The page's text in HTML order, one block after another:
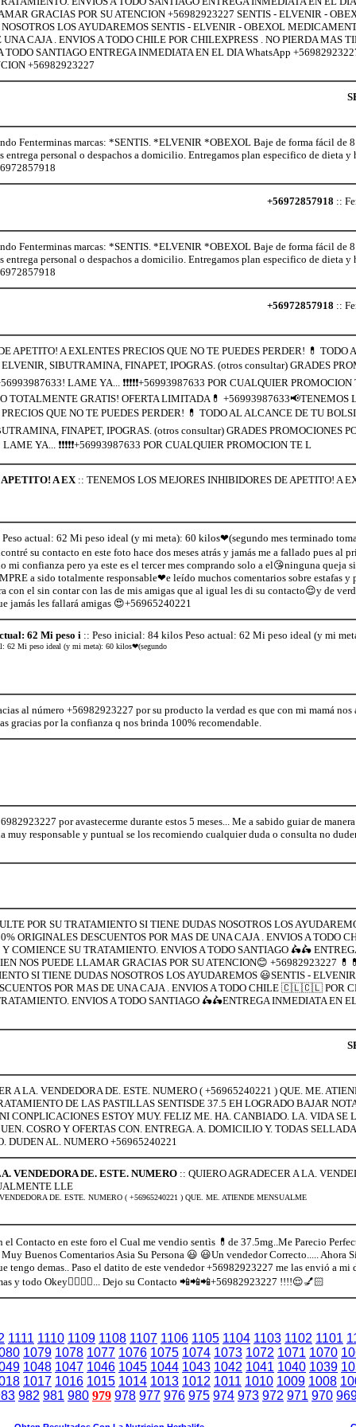
GRACIAS POR SU ATENCION +56982923227 SENTIS - ELVENIR -
LOS AYUDAREMOS SENTIS - ELVENIR - OBEXOL
CAJA . ENVIOS A TODO CHILE POR CHILEXPRESS . NO PIERDA MAS
SANTIAGO ENTREGA INMEDIATA EN EL DIA WhatsApp
+56982923227
Fenterminas marcas: *SENTIS. *ELVENIR *OBEXOL Baje de forma fácil de
personal o despachos a domicilio. Entregamos plan especifico de dieta y
+56972857918 ::
Fenterminas marcas: *SENTIS. *ELVENIR *OBEXOL Baje de forma fácil de
personal o despachos a domicilio. Entregamos plan especifico de dieta y
+56972857918 ::
APETITO! A EXLENTES PRECIOS QUE NO TE PUEDES PERDER! 💊 TODO
SIBUTRAMINA, FINAPET, IPOGRAS. (otros consultar) GRADES
LAME YA... ❗❗❗❗❗+56993987633 POR CUALQUIER
TOTALMENTE GRATIS! OFERTA LIMITADA💊 +56993987633📢TENEMOS
QUE NO TE PUEDES PERDER! 💊 TODO AL ALCANCE DE TU
FINAPET, IPOGRAS. (otros consultar) GRADES PROMOCIONES
YA... ❗❗❗❗❗+56993987633 POR CUALQUIER PROMOCION TE L
A EX:: TENEMOS LOS MEJORES INHIBIDORES DE APETITO! A
actual: 62 Mi peso ideal (y mi meta): 60 kilos❤(segundo mes terminado
su contacto en este foto hace dos meses atrás y jamás me a fallado pues al
mi confianza pero ya este es el tercer mes comprando solo a el😘ninguna queja
a sido totalmente responsable❤e leído muchos comentarios sobre estafas
con el sin contar con las de mis amigas que al igual les di su contacto😌y de
jamás les fallará amigas 😍+56965240221
62 Mi peso i :: Peso inicial: 84 kilos Peso actual: 62 Mi peso ideal (y mi
62 Mi peso ideal (y mi meta): 60 kilos❤(segundo
al número +56982923227 por su producto la verdad es que con mi mamá
gracias por la confianza q nos brinda 100% recomendable.
por avastecerme durante estos 5 meses... Me a sabido guiar de
muy responsable y puntual se los recomiendo cualquier duda o consulta no
POR SU TRATAMIENTO SI TIENE DUDAS NOSOTROS LOS
ORIGINALES DESCUENTOS POR MAS DE UNA CAJA . ENVIOS A
COMIENCE SU TRATAMIENTO. ENVIOS A TODO SANTIAGO 🛵🛵
NOS PUEDE LLAMAR GRACIAS POR SU ATENCION😊 +56982923227
SI TIENE DUDAS NOSOTROS LOS AYUDAREMOS 😃SENTIS -
POR MAS DE UNA CAJA . ENVIOS A TODO CHILE 🇨🇱🇨🇱 POR
ENVIOS A TODO SANTIAGO 🛵🛵ENTREGA INMEDIATA EN
A LA. VENDEDORA DE. ESTE. NUMERO ( +56965240221 ) QUE. ME.
DE LAS PASTILLAS SENTISDE 37.5 EH LOGRADO BAJAR
CONPLICACIONES ESTOY MUY. FELIZ ME. HA. CANBIADO. LA. VIDA SE
COSRO Y OFERTAS CON. ENTREGA. A. DOMICILIO Y. TODAS
DUDEN AL. NUMERO +56965240221
VENDEDORA DE. ESTE. NUMERO :: QUIERO AGRADECER A LA.
LLE
DE. ESTE. NUMERO ( +56965240221 ) QUE. ME. ATIENDE MENSUALME
Contacto en este foro el Cual me vendio sentìs 💊de 37.5mg..Me Parecio
Buenos Comentarios Asia Su Persona 😃 😃Un vendedor Correcto..... Ahora
tengo demas.. Paso el datito de este vendedor +56982923227 me las envió a
y todo Okey👍🏻👍🏻... Dejo su Contacto 📲📲📲+56982923227 !!!!😌💅🏻
1111 1110 1109 1108 1107 1106 1105 1104 1103 1102 1101
1079 1078 1077 1076 1075 1074 1073 1072 1071 1070
1048 1047 1046 1045 1044 1043 1042 1041 1040 1039
1017 1016 1015 1014 1013 1012 1011 1010 1009 1008
982 981 980 979 978 977 976 975 974 973 972 971 970